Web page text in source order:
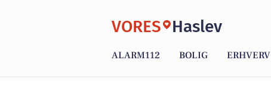
VORES Haslev
ALARM112 BOLIG ERHVERV